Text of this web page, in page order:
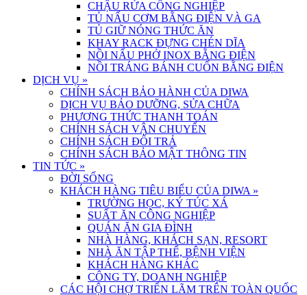
CHẬU RỬA CÔNG NGHIỆP
TỦ NẤU CƠM BẰNG ĐIỆN VÀ GA
TỦ GIỮ NÓNG THỨC ĂN
KHAY RACK ĐỰNG CHÉN DĨA
NỒI NẤU PHỞ INOX BẰNG ĐIỆN
NỒI TRÁNG BÁNH CUỐN BẰNG ĐIỆN
DỊCH VỤ »
CHÍNH SÁCH BẢO HÀNH CỦA DIWA
DỊCH VỤ BẢO DƯỠNG, SỬA CHỮA
PHƯƠNG THỨC THANH TOÁN
CHÍNH SÁCH VẬN CHUYỂN
CHÍNH SÁCH ĐỔI TRẢ
CHÍNH SÁCH BẢO MẬT THÔNG TIN
TIN TỨC »
ĐỜI SỐNG
KHÁCH HÀNG TIÊU BIỂU CỦA DIWA »
TRƯỜNG HỌC, KÝ TÚC XÁ
SUẤT ĂN CÔNG NGHIỆP
QUÁN ĂN GIA ĐÌNH
NHÀ HÀNG, KHÁCH SẠN, RESORT
NHÀ ĂN TẬP THỂ, BỆNH VIỆN
KHÁCH HÀNG KHÁC
CÔNG TY, DOANH NGHIỆP
CÁC HỘI CHỢ TRIỂN LÃM TRÊN TOÀN QUỐC